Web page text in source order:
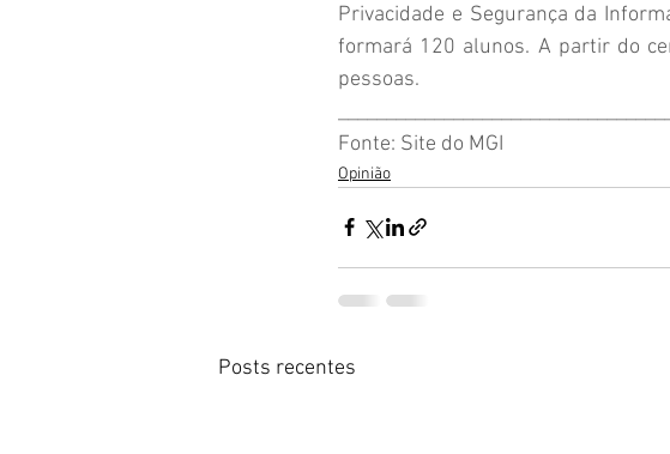
Privacidade e Segurança da
formará 120 alunos. A partir do
pessoas.
Fonte: Site do MGI
Opinião
Posts recentes